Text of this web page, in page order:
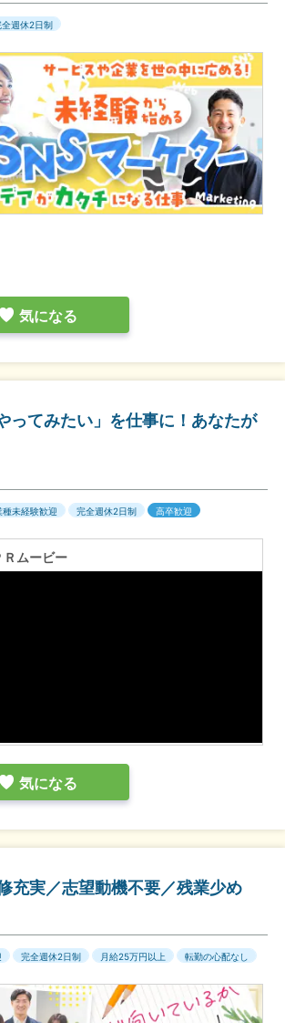
全週休2日制
気になる
ってみたい」を仕事に！あなたが
種未経験歓迎 完全週休2日制 高卒歓迎
Ｒムービー
気になる
充実／志望動機不要／残業少め
完全週休2日制 月給25万円以上 転勤の心配なし